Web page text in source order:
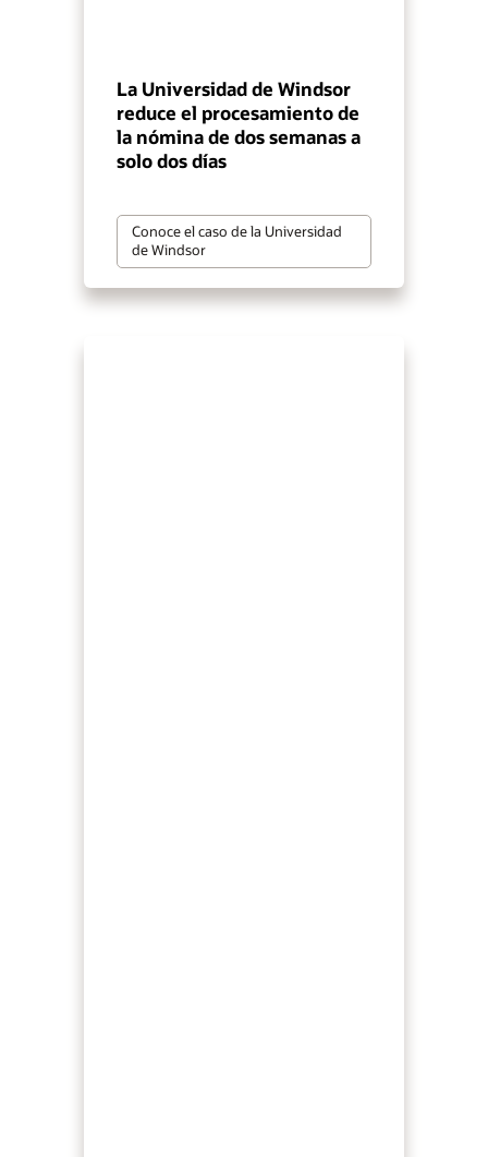
La Universidad de Windsor
reduce el procesamiento de
la nómina de dos semanas a
solo dos días
Conoce el caso de la Universidad
de Windsor